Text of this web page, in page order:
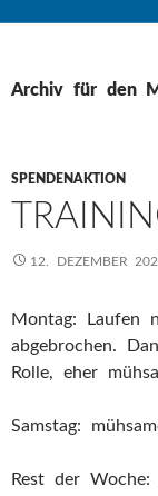
Archiv für den
SPENDENAKTION
12. DEZEMBER
Montag: Laufen
abgebrochen.
Rolle, eher
Samstag:
Rest der